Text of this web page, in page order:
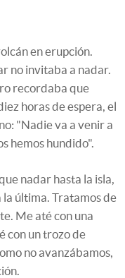
en erupción.
no invitaba a nadar.
recordaba que
horas de espera, el
"Nadie va a venir a
hemos hundido".
nadar hasta la isla,
la última. Tratamos de
Me até con una
con un trozo de
no avanzábamos,